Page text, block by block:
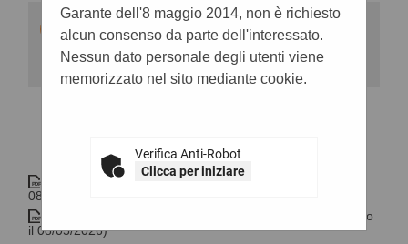
Garante dell'8 maggio 2014, non è richiesto
alcun consenso da parte dell'interessato.
Nessun dato personale degli utenti viene
memorizzato nel sito mediante cookie.
Verifica Anti-Robot
Clicca per iniziare
Di seguito viene presentata la lista degli
eventuali documenti e atti previsti ai fini della
trasparenza.
ALTRO
Atto di nomina Commissione di Gara
08/05/2026)
(Pubblicato
il 08/05/2026)